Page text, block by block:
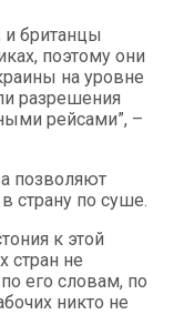
и британцы
поэтому они
на уровне
разрешения
рейсами”, –
позволяют
страну по суше.
к этой
стран не
его словам, по
никто не